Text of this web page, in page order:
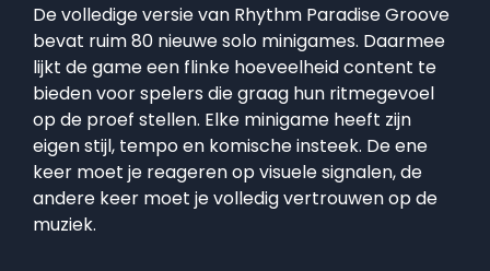
De volledige versie van Rhythm Paradise Groove
bevat ruim 80 nieuwe solo minigames. Daarmee
lijkt de game een flinke hoeveelheid content te
bieden voor spelers die graag hun ritmegevoel
op de proef stellen. Elke minigame heeft zijn
eigen stijl, tempo en komische insteek. De ene
keer moet je reageren op visuele signalen, de
andere keer moet je volledig vertrouwen op de
muziek.